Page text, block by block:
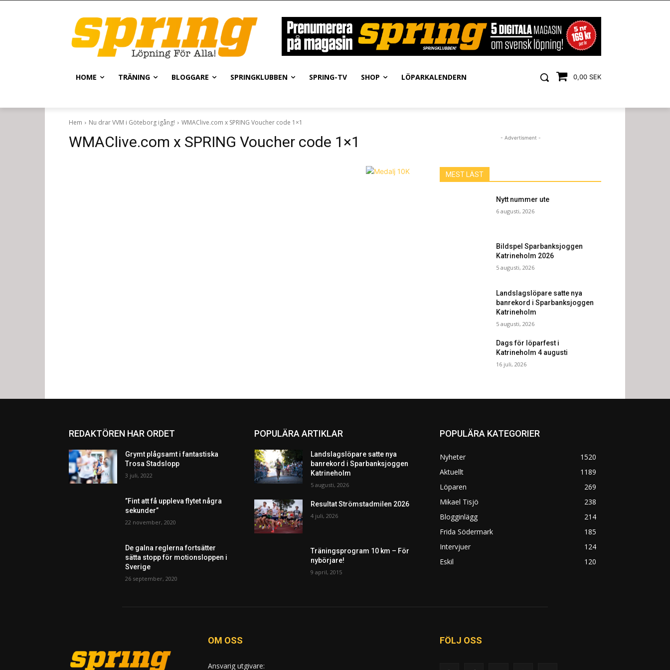
0,00 SEK
HOME TRÄNING BLOGGARE SPRINGKLUBBEN SPRING-TV SHOP LÖPARKALENDERN
Hem Nu drar VVM i Göteborg igång! WMAClive.com x SPRING Voucher code 1×1
WMAClive.com x SPRING Voucher code 1×1 - Advertisment -
MEST LÄST
Nytt nummer ute
6 augusti, 2026
Bildspel Sparbanksjoggen
Katrineholm 2026
5 augusti, 2026
Landslagslöpare satte nya
banrekord i Sparbanksjoggen
Katrineholm
5 augusti, 2026
Dags för löparfest i
Katrineholm 4 augusti
16 juli, 2026
REDAKTÖREN HAR ORDET
Grymt plågsamt i fantastiska
Trosa Stadslopp
3 juli, 2022
”Fint att få uppleva flytet några
sekunder”
22 november, 2020
De galna reglerna fortsätter
sätta stopp för motionsloppen i
Sverige
26 september, 2020
POPULÄRA ARTIKLAR
Landslagslöpare satte nya
banrekord i Sparbanksjoggen
Katrineholm
5 augusti, 2026
Resultat Strömstadmilen 2026
4 juli, 2026
Träningsprogram 10 km – För
nybörjare!
9 april, 2015
POPULÄRA KATEGORIER
Nyheter
1520
Aktuellt
1189
Löparen
269
Mikael Tisjö
238
Blogginlägg
214
Frida Södermark
185
Intervjuer
124
Eskil
120
OM OSS
Ansvarig utgivare:
FÖLJ OSS